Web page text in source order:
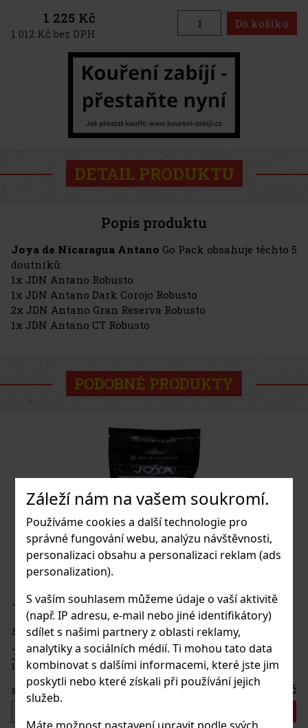
Záleží nám na vašem soukromí.
Používáme cookies a další technologie pro
správné fungování webu, analýzu návštěvnosti,
personalizaci obsahu a personalizaci reklam (ads
personalization).
S vaším souhlasem můžeme údaje o vaší aktivitě
(např. IP adresu, e-mail nebo jiné identifikátory)
sdílet s našimi partnery z oblasti reklamy,
analytiky a sociálních médií. Ti mohou tato data
kombinovat s dalšími informacemi, které jste jim
poskytli nebo které získali při používání jejich
služeb.
Máte možnost nastavení upravit podle svých
1 225 Kč
1 012 Kč bez DPH
Do košíku
DETAIL PRODUKTU
Popis produktu
Joya de Nicaragua Antano Go Pack obsahuje těchto 5
doutníků:
1x JDN Antano Robusto
1x JDN Antano Dark Corojo Robusto
2x JDN Antano Gran Reserva Robusto
1x JDN Antano CT Robusto
PODOBNÉ PRODUKTY
Go Pack - 5 ks
obsahuje těchto 5 doutníků: 2x
Red Robusto 2x JOYA Black Robusto
1 050 Kč